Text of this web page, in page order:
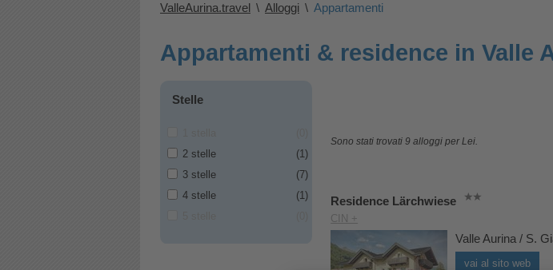
ValleAurina.travel \ Alloggi \ Appartamenti
Appartamenti & residence in Valle
Stelle
2 stelle
(1)
3 stelle
(7)
4 stelle
(1)
Sono stati trovati 9 alloggi per Lei.
Residence Lärchwiese
CIN +
Valle Aurina / S.
vai al sito web